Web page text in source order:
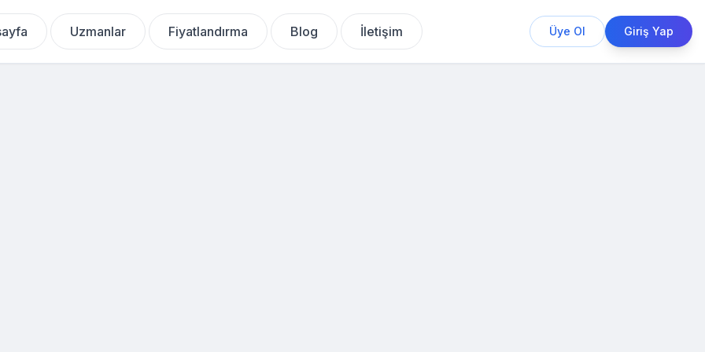
Uzmanlar Fiyatlandırma Blog İletişim Üye Ol Giriş Yap